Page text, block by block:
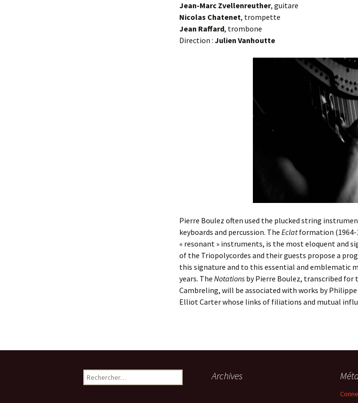
Jean-Marc Zvellenreuther, guitare
Nicolas Chatenet, trompette
Jean Raffard, trombone
Direction : Julien Vanhoutte
Pierre Boulez often used the plucked string
keyboards and percussion. The Eclatformation (1964-
« resonant » instruments, is the most eloquent and
of the Triopolycordes and their guests propose a
this signature and to this essential and emblematic
years. The Notations by Pierre Boulez, transcribed for
Cambreling, will be associated with works by Philippe
Elliot Carter whose links of filiations and mutual
Rechercher : Archives